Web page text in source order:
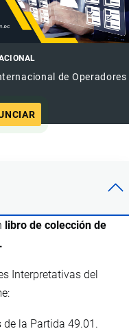
de Operadores
libro de colección de
Interpretativas del
la Partida 49.01.